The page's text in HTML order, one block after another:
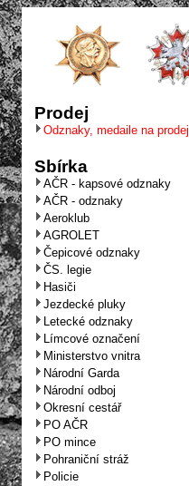
Prodej
Odznaky, medaile na prodej
Sbírka
AČR - kapsové odznaky
AČR - odznaky
Aeroklub
AGROLET
Čepicové odznaky
ČS. legie
Hasiči
Jezdecké pluky
Letecké odznaky
Límcové označení
Ministerstvo vnitra
Národní Garda
Národní odboj
Okresní cestář
PO AČR
PO mince
Pohraniční stráž
Policie